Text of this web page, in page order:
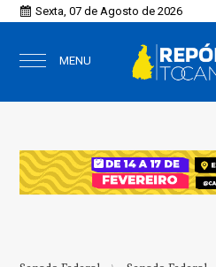
Sexta, 07 de Agosto de 2026
MENU